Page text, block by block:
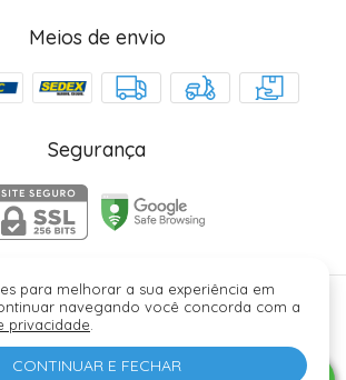
para melhorar a sua experiência em
navegando você concorda com a
privacidade
CONTINUAR E FECHAR
Meios de envio
Segurança
- 40006329000184. Copyright ©
Todos os direitos reservados.